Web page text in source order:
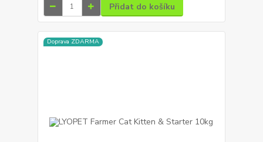
Přidat do košíku
Doprava ZDARMA